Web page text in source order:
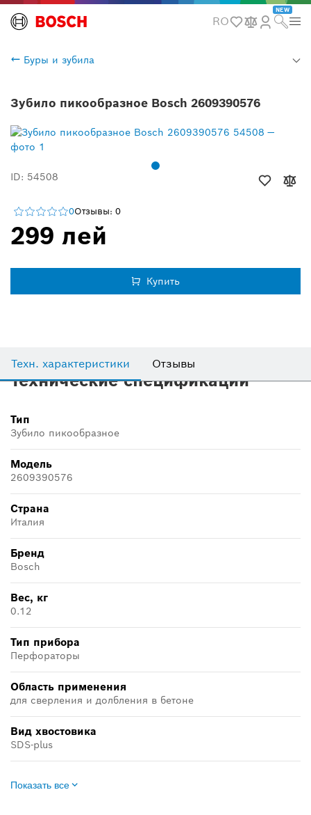
RO
NEW
Буры и зубила
Зубило пикообразное Bosch 2609390576
ID: 54508
0Отзывы: 0
299 лей
Купить
Техн. характеристики Отзывы
Технические спецификации
Тип
Зубило пикообразное
Модель
2609390576
Страна
Италия
Бренд
Bosch
Вес, кг
0.12
Тип прибора
Перфораторы
Область применения
для сверления и долбления в бетоне
Вид хвостовика
SDS-plus
Показать все